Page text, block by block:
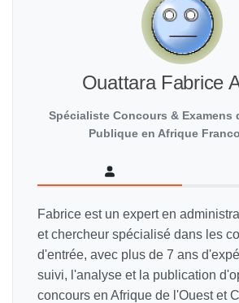
Ouattara Fabrice
Spécialiste Concours & Examens
Publique en Afrique
Fabrice est un expert en
et chercheur spécialisé dans les
d'entrée, avec plus de 7 ans
suivi, l'analyse et la publication
concours en Afrique de l'Ouest et